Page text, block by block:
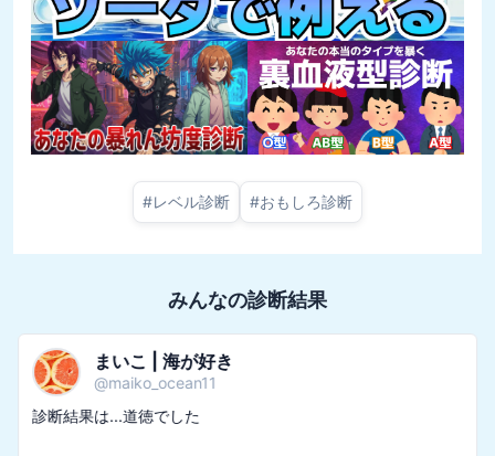
#レベル診断 #おもしろ診断
みんなの診断結果
まいこ | 海が好き
@maiko_ocean11
診断結果は...道徳でした